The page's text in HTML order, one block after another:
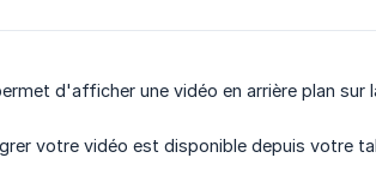
d'afficher une vidéo en arrière plan sur
votre vidéo est disponible depuis votre